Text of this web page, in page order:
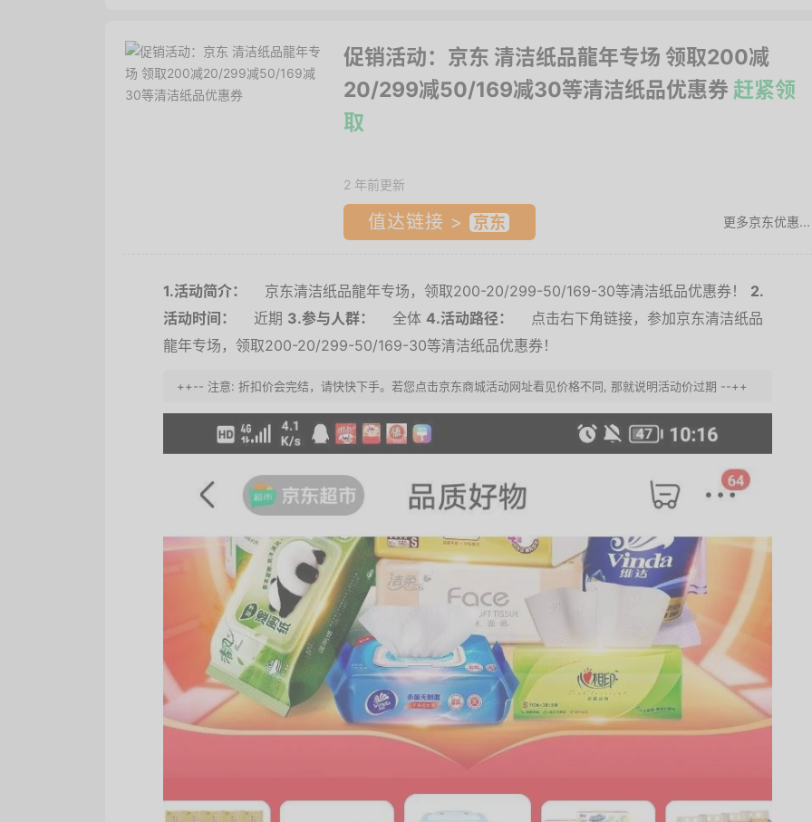
促销活动：京东 清洁纸品龍年专场 领取200减
20/299减50/169减30等清洁纸品优惠券 赶紧领
取
2 年前更新
值达链接 > 更多京东优惠...
1.活动简介： 京东清洁纸品龍年专场，领取200-20/299-50/169-30等清洁纸品优惠券！
2.
活动时间：
近期 3.参与人群： 全体 4.活动路径： 点击右下角链接，参加京东清洁纸品
龍年专场，领取200-20/299-50/169-30等清洁纸品优惠券！
++-- 注意: 折扣价会完结，请快快下手。若您点击京东商城活动网址看见价格不同, 那就说明活动价过期 --++